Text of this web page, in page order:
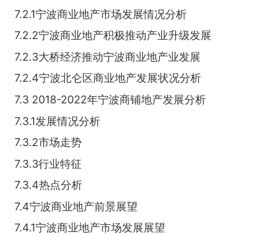
7.2.1宁波商业地产市场发展情况分析
7.2.2宁波商业地产积极推动产业升级发展
7.2.3大桥经济推动宁波商业地产业发展
7.2.4宁波北仑区商业地产发展状况分析
7.3 2018-2022年宁波商铺地产发展分析
7.3.1发展情况分析
7.3.2市场走势
7.3.3行业特征
7.3.4热点分析
7.4宁波商业地产前景展望
7.4.1宁波商业地产市场发展展望